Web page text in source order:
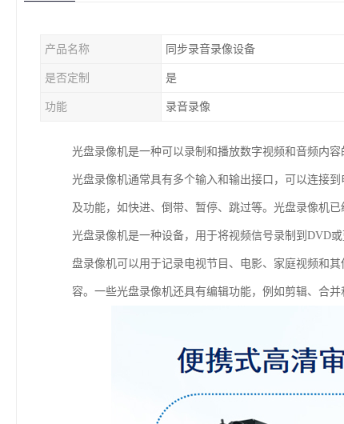
产品名称 同步录音录像设备
是否定制 是
功能 录音录像
光盘录像机是一种可以录制和播放数字视频和音频内
光盘录像机通常具有多个输入和输出接口，可以连接
及功能，如快进、倒带、暂停、跳过等。光盘录像机
光盘录像机是一种设备，用于将视频信号录制到DVD
盘录像机可以用于记录电视节目、电影、家庭视频和
容。一些光盘录像机还具有编辑功能，例如剪辑、合并